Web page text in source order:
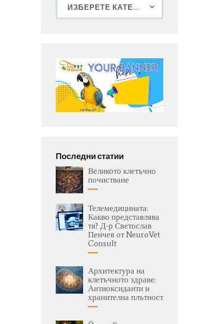
Последни статии
Великото клетъчно
почистване
Телемедицината:
Какво представлява
тя? Д-р Светослав
Пенчев от NeuroVet
Consult
Архитектура на
клетъчното здраве:
Антиоксиданти и
хранителна плътност